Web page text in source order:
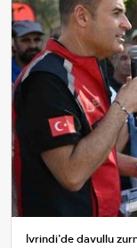
İvrindi’de davullu